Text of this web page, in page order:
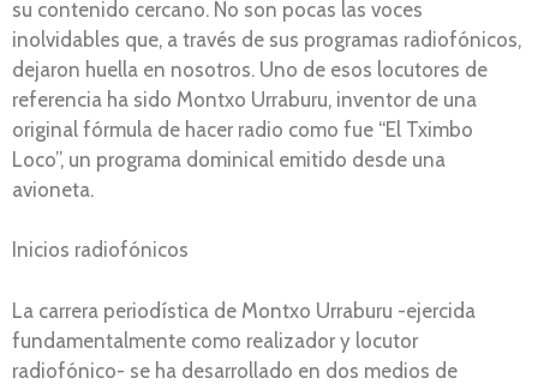
su contenido cercano. No son pocas las voces
inolvidables que, a través de sus programas radiofónicos,
dejaron huella en nosotros. Uno de esos locutores de
referencia ha sido Montxo Urraburu, inventor de una
original fórmula de hacer radio como fue “El Tximbo
Loco”, un programa dominical emitido desde una
avioneta.
Inicios radiofónicos
La carrera periodística de Montxo Urraburu -ejercida
fundamentalmente como realizador y locutor
radiofónico- se ha desarrollado en dos medios de